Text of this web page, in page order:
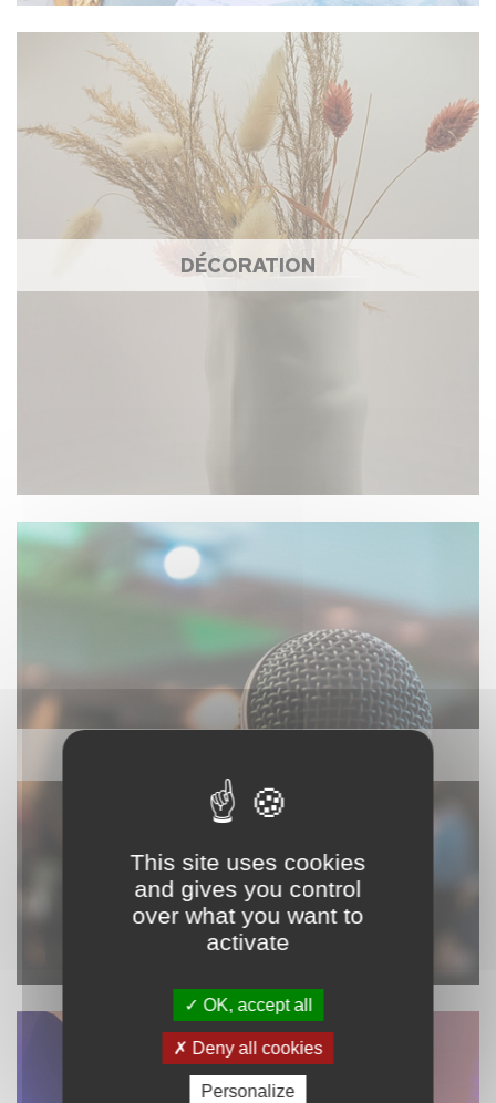
DÉCORATION
This site uses cookies
and gives you control
over what you want to
activate
OK, accept all
Deny all cookies
Personalize